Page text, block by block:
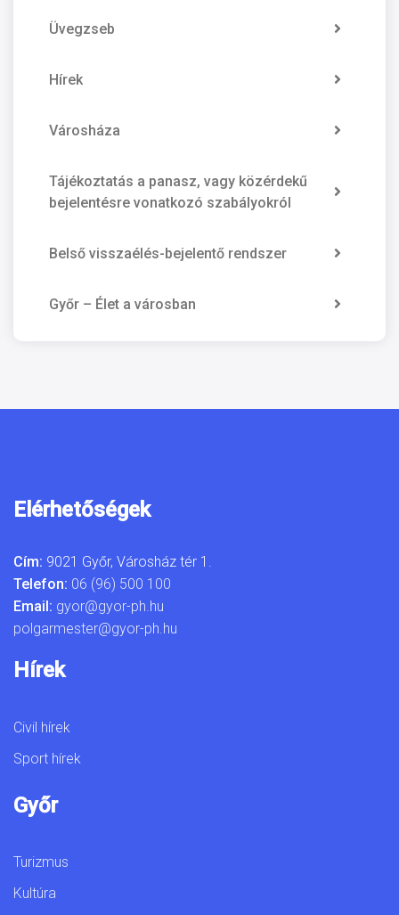
Üvegzseb
Hírek
Városháza
Tájékoztatás a panasz, vagy közérdekű
bejelentésre vonatkozó szabályokról
Belső visszaélés-bejelentő rendszer
Győr – Élet a városban
Elérhetőségek
Cím: 9021 Győr, Városház tér 1.
Telefon: 06 (96) 500 100
Email: gyor@gyor-ph.hu
polgarmester@gyor-ph.hu
Hírek
Civil hírek
Sport hírek
Győr
Turizmus
Kultúra